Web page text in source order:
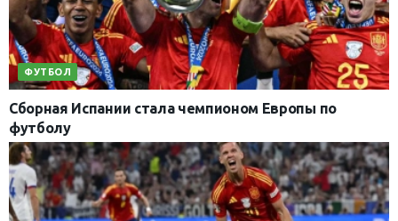
ФУТБОЛ
Сборная Испании стала чемпионом Европы по
футболу